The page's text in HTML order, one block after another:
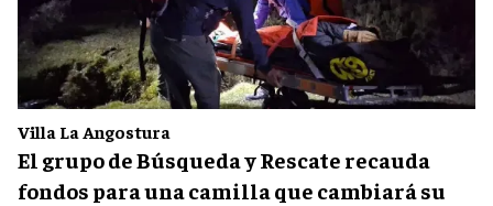
Villa La Angostura
El grupo de Búsqueda y Rescate recauda
fondos para una camilla que cambiará su